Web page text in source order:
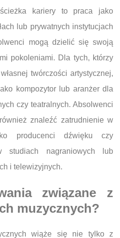
kariery to praca jako
lub prywatnych instytucjach
mogą dzielić się swoją
pokoleniami. Dla tych, którzy
twórczości artystycznej,
kompozytor lub aranżer dla
czy teatralnych. Absolwenci
znaleźć zatrudnienie w
producenci dźwięku czy
studiach nagraniowych lub
i telewizyjnych.
związane z
muzycznych?
wiąże się nie tylko z